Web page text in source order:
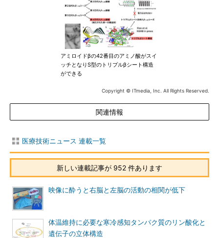
アミロイドβの42番目のアミノ酸がスイ
ッチとなりS型のトリプルβシート構造
ができる
Copyright © ITmedia, Inc. All Rights Reserved.
関連情報
医療技術ニュース 連載一覧
新しい連載記事が 952 件あります
映像に酔うと右脳と左脳の活動の相関が低下
体温維持に必要な寒冷感知タンパク質のリン酸化と
遺伝子の立体構造